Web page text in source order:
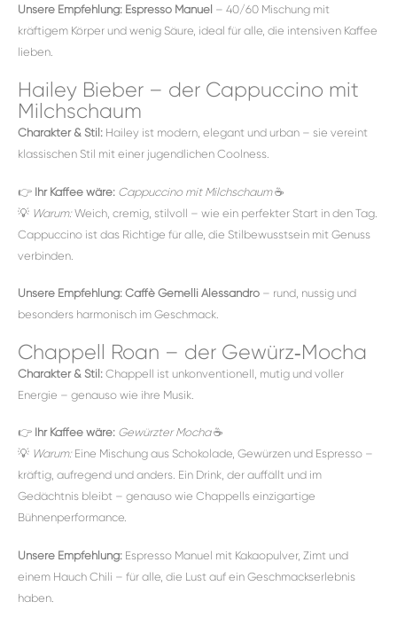
Unsere Empfehlung: Espresso Manuel – 40/60 Mischung mit
kräftigem Körper und wenig Säure, ideal für alle, die intensiven Kaffee
lieben.
Hailey Bieber – der Cappuccino mit
Milchschaum
Charakter & Stil: Hailey ist modern, elegant und urban – sie vereint
klassischen Stil mit einer jugendlichen Coolness.
👉 Ihr Kaffee wäre: Cappuccino mit Milchschaum☕️
💡 Warum: Weich, cremig, stilvoll – wie ein perfekter Start in den Tag.
Cappuccino ist das Richtige für alle, die Stilbewusstsein mit Genuss
verbinden.
Unsere Empfehlung: Caffè Gemelli Alessandro – rund, nussig und
besonders harmonisch im Geschmack.
Chappell Roan – der Gewürz‑Mocha
Charakter & Stil: Chappell ist unkonventionell, mutig und voller
Energie – genauso wie ihre Musik.
👉 Ihr Kaffee wäre: Gewürzter Mocha☕️
💡 Warum: Eine Mischung aus Schokolade, Gewürzen und Espresso –
kräftig, aufregend und anders. Ein Drink, der auffällt und im
Gedächtnis bleibt – genauso wie Chappells einzigartige
Bühnenperformance.
Unsere Empfehlung: Espresso Manuel mit Kakaopulver, Zimt und
einem Hauch Chili – für alle, die Lust auf ein Geschmackserlebnis
haben.